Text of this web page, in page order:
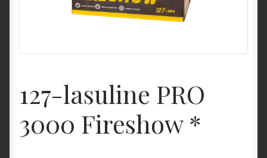
Privaatsusteavitus
VIDEOD
Eriefektid
127-lasuline PRO
3000 Fireshow *